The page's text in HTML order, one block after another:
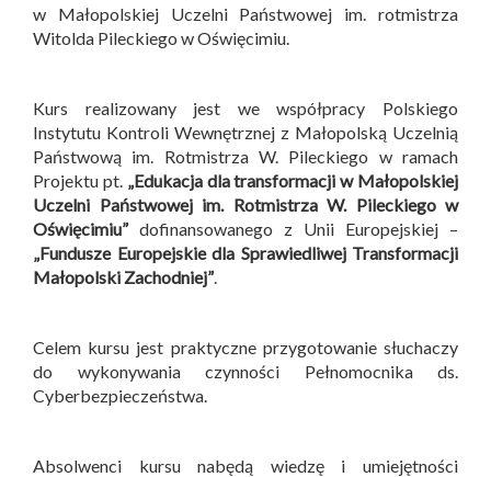
w Małopolskiej Uczelni Państwowej im. rotmistrza
Witolda Pileckiego w Oświęcimiu.
Kurs realizowany jest we współpracy Polskiego
Instytutu Kontroli Wewnętrznej z Małopolską Uczelnią
Państwową im. Rotmistrza W. Pileckiego w ramach
Projektu pt. „Edukacja dla transformacji w Małopolskiej
Uczelni Państwowej im. Rotmistrza W. Pileckiego w
Oświęcimiu”dofinansowanego z Unii Europejskiej –
„Fundusze Europejskie dla Sprawiedliwej Transformacji
Małopolski Zachodniej”.
Celem kursu jest praktyczne przygotowanie słuchaczy
do wykonywania czynności Pełnomocnika ds.
Cyberbezpieczeństwa.
Absolwenci kursu nabędą wiedzę i umiejętności